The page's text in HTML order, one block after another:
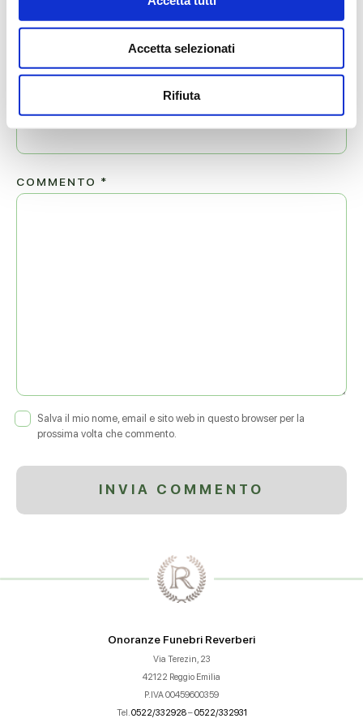
Accetta selezionati
Rifiuta
COMMENTO *
Salva il mio nome, email e sito web in questo browser per la
prossima volta che commento.
Onoranze Funebri Reverberi
Via Terezin, 23
42122 Reggio Emilia
P.IVA 00459600359
Tel. 0522/332928–0522/332931